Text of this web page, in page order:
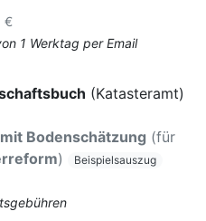
€
1 Werktag per Email
(Katasteramt)
Bodenschätzung (für
) Beispielsauszug